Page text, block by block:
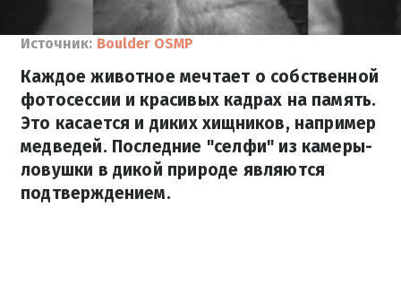
Источник: Boulder OSMP
Каждое животное мечтает о собственной
фотосессии и красивых кадрах на память.
Это касается и диких хищников, например
медведей. Последние "селфи" из камеры-
ловушки в дикой природе являются
подтверждением.